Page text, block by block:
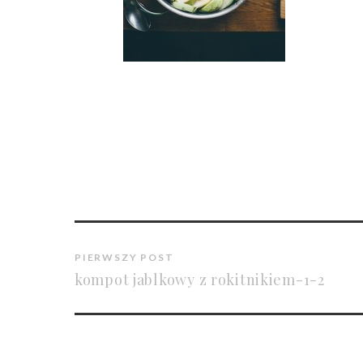
PIERWSZY POST
kompot jablkowy z rokitnikiem-1-2